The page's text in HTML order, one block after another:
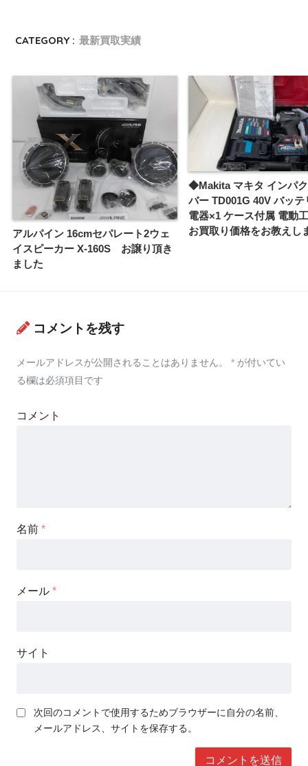
CATEGORY : 最新買取実績
アルパイン 16cmセパレート2ウェ
イスピーカー X-160S お譲り頂き
ました
◆Makita マキタ インパ
バー TD001G 40V バッテ
電器×1 ケース付属 電
お買取り価格をお教えし
コメントを残す
メールアドレスが公開されることはありません。 * が付いてい
る欄は必須項目です
コメント
名前 *
メール *
サイト
次回のコメントで使用するためブラウザーに自分の名前、
メールアドレス、サイトを保存する。